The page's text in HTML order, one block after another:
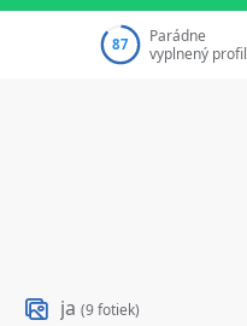
87
Parádne
vyplnený profil
ja(9 fotiek)